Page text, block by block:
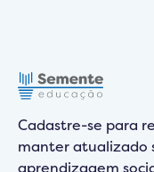
Cadastre-se para
manter atualizado
aprendizagem